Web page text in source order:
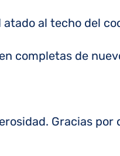
al techo del
completas de
Gracias